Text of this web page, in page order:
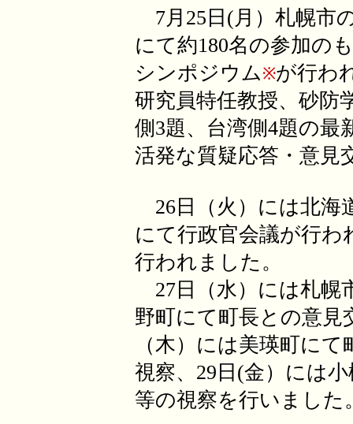
7月25日(月）札幌市
にて約180名の参加の
シンポジウム※が行わ
研究員特任教授、砂防
側3題、台湾側4題の最
活発な質疑応答・意見
26日（火）には北海
にて行政官会議が行わ
行われました。
27日（水）には札幌
野町にて町長との意見
（木）には美瑛町に
視察、29日(金）には
等の視察を行いました